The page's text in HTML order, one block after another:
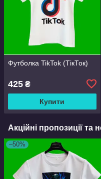
Футболка TikTok (ТікТок)
425 ₴
Купити
Акційні пропозиції та
–50%